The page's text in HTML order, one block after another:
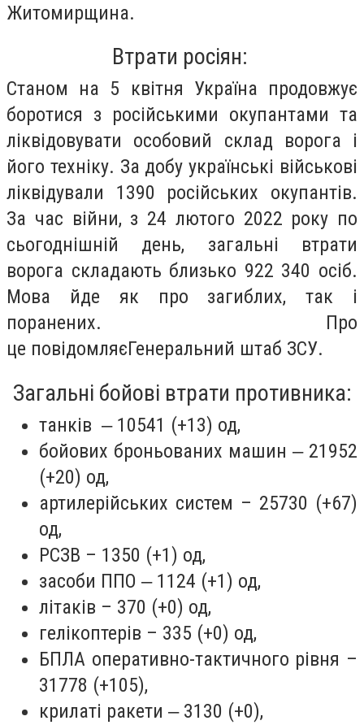
Житомирщина.
Втрати росіян:
Станом на 5 квітня Україна продовжує
боротися з російськими окупантами та
ліквідовувати особовий склад ворога і
його техніку. За добу українські військові
ліквідували 1390 російських окупантів.
За час війни, з 24 лютого 2022 року по
сьогоднішній день, загальні втрати
ворога складають близько 922 340 осіб.
Мова йде як про загиблих, так і
поранених. Про
це повідомляєГенеральний штаб ЗСУ.
Загальні бойові втрати противника:
танків ‒ 10541 (+13) од,
бойових броньованих машин ‒ 21952
(+20) од,
артилерійських систем – 25730 (+67)
од,
РСЗВ – 1350 (+1) од,
засоби ППО ‒ 1124 (+1) од,
літаків – 370 (+0) од,
гелікоптерів – 335 (+0) од,
БПЛА оперативно-тактичного рівня –
31778 (+105),
крилаті ракети ‒ 3130 (+0),